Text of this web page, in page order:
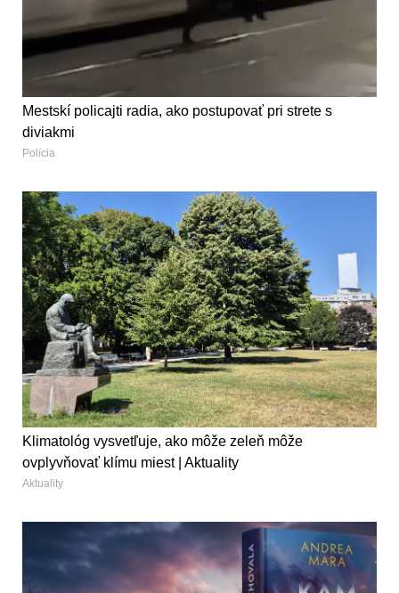
Mestskí policajti radia, ako postupovať pri strete s
diviakmi
Polícia
Klimatológ vysvetľuje, ako môže zeleň môže
ovplyvňovať klímu miest | Aktuality
Aktuality